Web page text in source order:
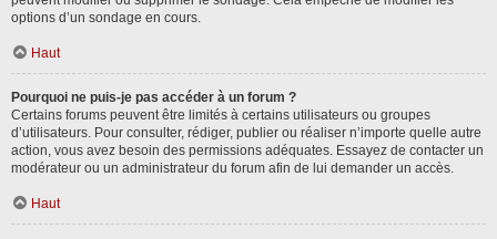
options d’un sondage en cours.
Haut
Pourquoi ne puis-je pas accéder à un forum ?
Certains forums peuvent être limités à certains utilisateurs ou groupes
d’utilisateurs. Pour consulter, rédiger, publier ou réaliser n’importe quelle autre
action, vous avez besoin des permissions adéquates. Essayez de contacter un
modérateur ou un administrateur du forum afin de lui demander un accès.
Haut